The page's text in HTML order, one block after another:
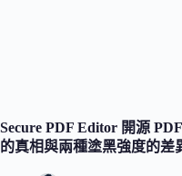
Secure PDF Editor 開源
的真相與兩種塗黑強度的差